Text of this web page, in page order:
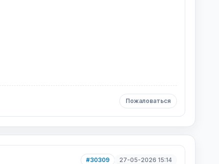
Пожаловаться
#30309 27-05-2026 15:14